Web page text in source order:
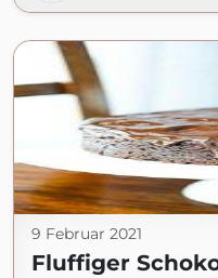
9 Februar 2021
Fluffiger